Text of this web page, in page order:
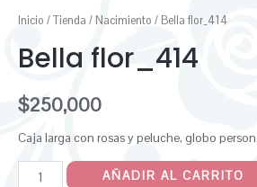
Inicio /Tienda / Nacimiento / Bella flor_414
Bella flor_414
$250,000
Caja larga con rosas y peluche, globo
AÑADIR AL CARRITO